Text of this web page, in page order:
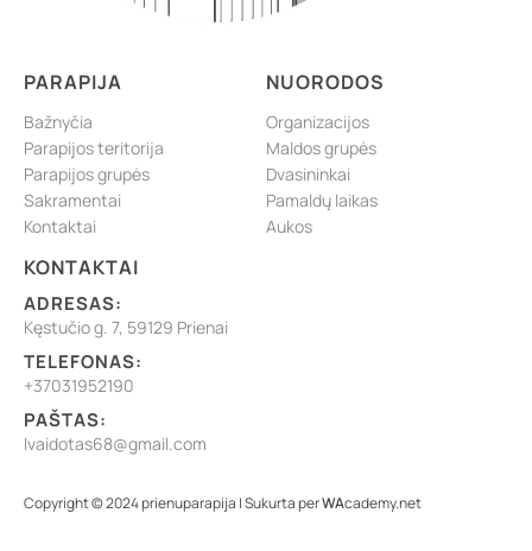
PARAPIJA
Bažnyčia
Parapijos teritorija
Parapijos grupės
Sakramentai
Kontaktai
NUORODOS
Organizacijos
Maldos grupės
Dvasininkai
Pamaldų laikas
Aukos
KONTAKTAI
ADRESAS:
Kęstučio g. 7, 59129 Prienai
TELEFONAS:
+37031952190
PAŠTAS:
lvaidotas68@gmail.com
Copyright © 2024 prienuparapija | Sukurta perWAcademy.net